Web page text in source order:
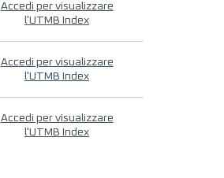
Accedi per visualizzare
l'UTMB Index
Accedi per visualizzare
l'UTMB Index
Accedi per visualizzare
l'UTMB Index